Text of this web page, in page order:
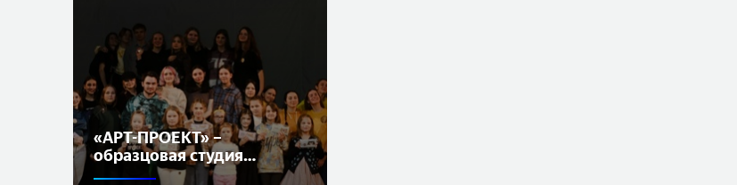
«АРТ-ПРОЕКТ» –
образцовая студия
сценического мастерства